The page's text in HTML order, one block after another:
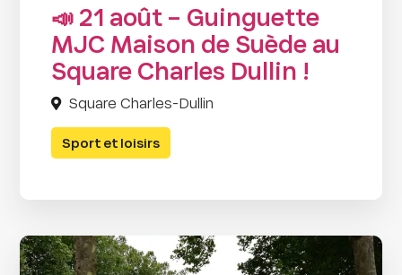
📣 21 août – Guinguette
MJC Maison de Suède au
Square Charles Dullin !
Square Charles-Dullin
Sport et loisirs